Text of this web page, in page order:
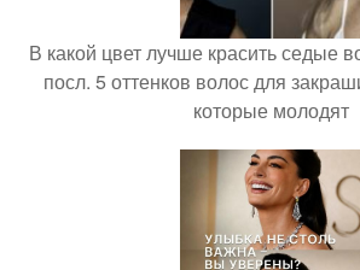
В какой цвет лучше красить седые
посл. 5 оттенков волос для
которые молодят